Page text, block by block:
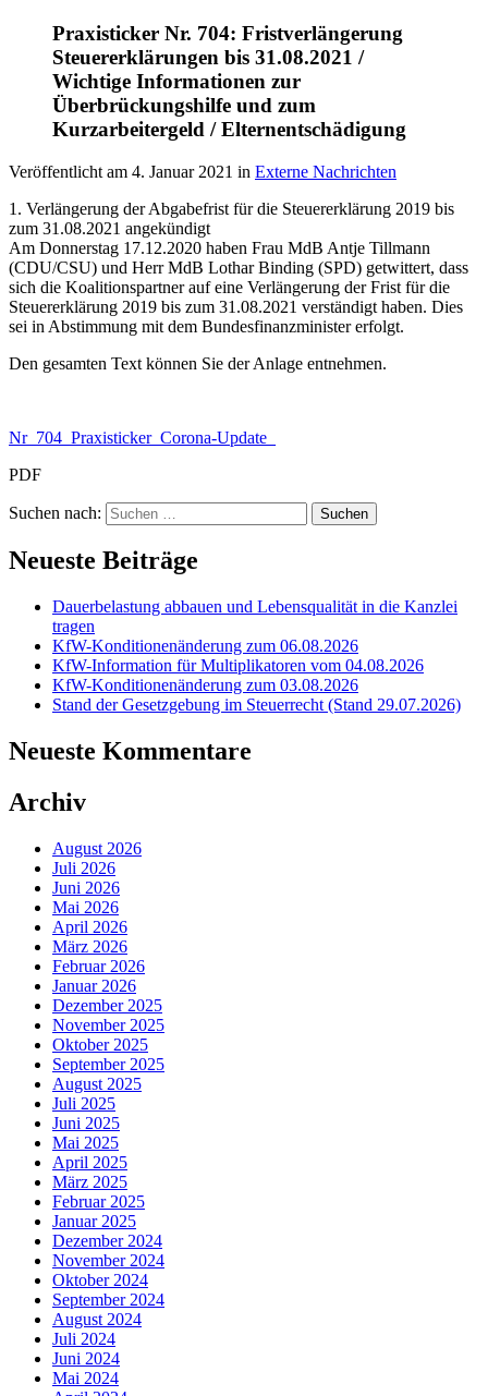
Praxisticker Nr. 704: Fristverlängerung
Steuererklärungen bis 31.08.2021 /
Wichtige Informationen zur
Überbrückungshilfe und zum
Kurzarbeitergeld / Elternentschädigung
Veröffentlicht am 4. Januar 2021 in Externe Nachrichten
1. Verlängerung der Abgabefrist für die Steuererklärung 2019 bis
zum 31.08.2021 angekündigt
Am Donnerstag 17.12.2020 haben Frau MdB Antje Tillmann
(CDU/CSU) und Herr MdB Lothar Binding (SPD) getwittert, dass
sich die Koalitionspartner auf eine Verlängerung der Frist für die
Steuererklärung 2019 bis zum 31.08.2021 verständigt haben. Dies
sei in Abstimmung mit dem Bundesfinanzminister erfolgt.
Den gesamten Text können Sie der Anlage entnehmen.
Nr_704_Praxisticker_Corona-Update_
PDF
Suchen nach:
Neueste Beiträge
Dauerbelastung abbauen und Lebensqualität in die Kanzlei
tragen
KfW-Konditionenänderung zum 06.08.2026
KfW-Information für Multiplikatoren vom 04.08.2026
KfW-Konditionenänderung zum 03.08.2026
Stand der Gesetzgebung im Steuerrecht (Stand 29.07.2026)
Neueste Kommentare
Archiv
August 2026
Juli 2026
Juni 2026
Mai 2026
April 2026
März 2026
Februar 2026
Januar 2026
Dezember 2025
November 2025
Oktober 2025
September 2025
August 2025
Juli 2025
Juni 2025
Mai 2025
April 2025
März 2025
Februar 2025
Januar 2025
Dezember 2024
November 2024
Oktober 2024
September 2024
August 2024
Juli 2024
Juni 2024
Mai 2024